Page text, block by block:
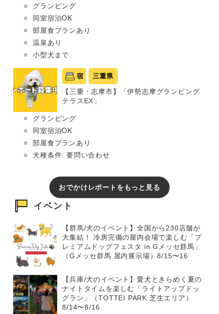
グランピング
同室宿泊OK
部屋食プランあり
温泉あり
小型犬まで
宿 三重県
【三重・志摩市】「伊勢志摩グランピング
テラスEX」
グランピング
同室宿泊OK
部屋食プランあり
犬種条件: 要問い合わせ
おでかけレポートをもっと見る
イベント
【群馬/犬のイベント】全国から230店舗が
大集結！ 冷房完備の屋内会場で楽しむ「プ
レミアムドッグフェスタ in Gメッセ群馬」
（Gメッセ群馬 屋内展示場）8/15〜16
【兵庫/犬のイベント】愛犬ときらめく夏の
ナイトタイムを楽しむ「ライトアップドッ
グラン」（TOTTEI PARK 芝生エリア）
8/14〜8/16